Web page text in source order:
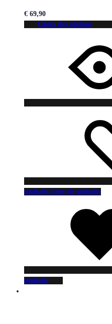
€ 69,90
Choix des options
souhaits Liste de souhaits
souhaits